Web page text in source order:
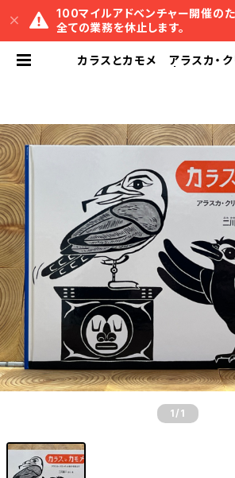
100マイルアドベンチャー開催の
全ての業務を休止します。
カラスとカモメ アラスカ・ク
1 /1